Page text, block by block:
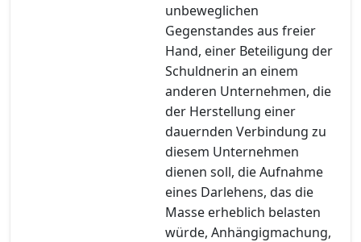
unbeweglichen
Gegenstandes aus freier
Hand, einer Beteiligung der
Schuldnerin an einem
anderen Unternehmen, die
der Herstellung einer
dauernden Verbindung zu
diesem Unternehmen
dienen soll, die Aufnahme
eines Darlehens, das die
Masse erheblich belasten
würde, Anhängigmachung,